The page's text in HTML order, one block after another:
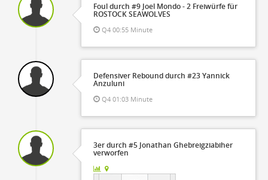
Foul durch #9 Joel Mondo - 2 Freiwürfe für
ROSTOCK SEAWOLVES
Q4 00:55 Minute
Defensiver Rebound durch #23 Yannick
Anzuluni
Q4 01:03 Minute
3er durch #5 Jonathan Ghebreigziabiher
verworfen